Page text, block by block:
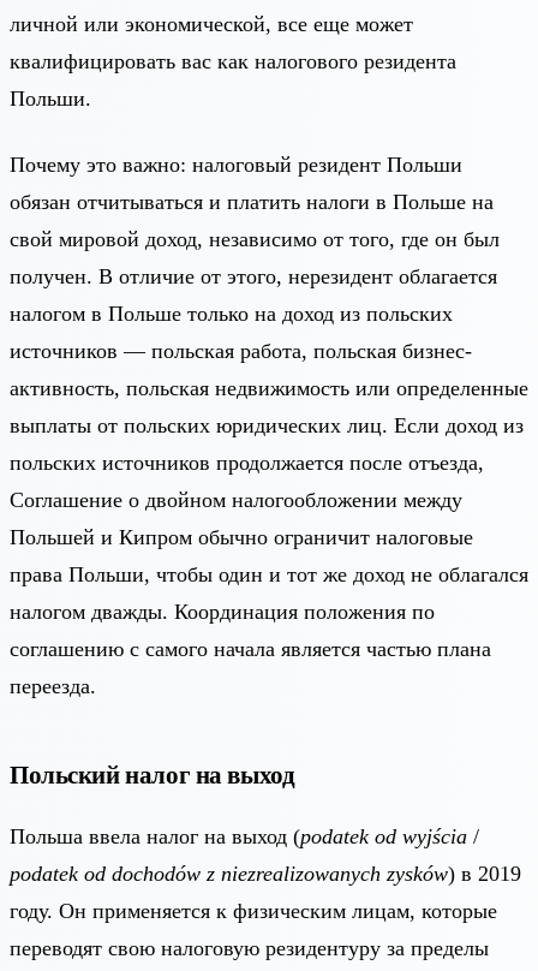
личной или экономической, все еще может
квалифицировать вас как налогового резидента
Польши.
Почему это важно: налоговый резидент Польши
обязан отчитываться и платить налоги в Польше на
свой мировой доход, независимо от того, где он был
получен. В отличие от этого, нерезидент облагается
налогом в Польше только на доход из польских
источников — польская работа, польская бизнес-
активность, польская недвижимость или определенные
выплаты от польских юридических лиц. Если доход из
польских источников продолжается после отъезда,
Соглашение о двойном налогообложении между
Польшей и Кипром обычно ограничит налоговые
права Польши, чтобы один и тот же доход не облагался
налогом дважды. Координация положения по
соглашению с самого начала является частью плана
переезда.
Польский налог на выход
Польша ввела налог на выход (podatek od wyjścia /
podatek od dochodów z niezrealizowanych zysków) в 2019
году. Он применяется к физическим лицам, которые
переводят свою налоговую резидентуру за пределы